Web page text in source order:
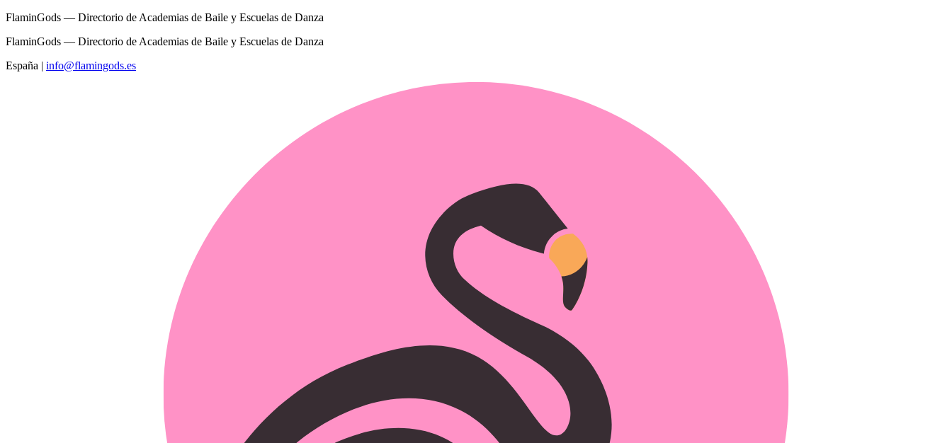
FlaminGods — Directorio de Academias de Baile y Escuelas de Danza
FlaminGods — Directorio de Academias de Baile y Escuelas de Danza
España | info@flamingods.es